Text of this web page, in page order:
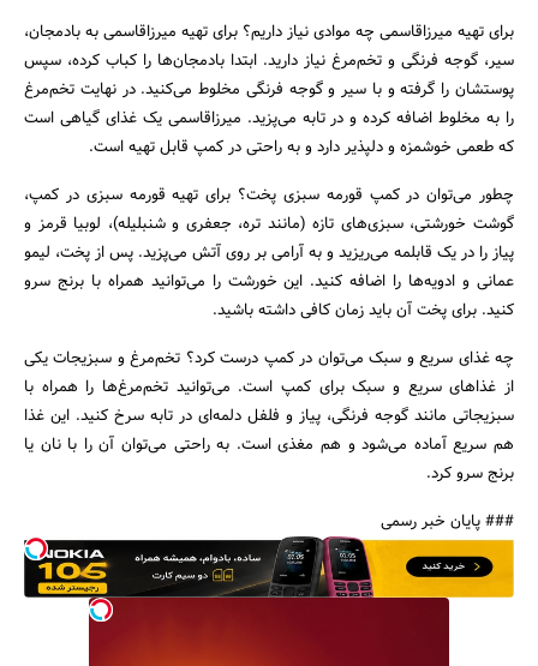
برای تهیه میرزاقاسمی چه موادی نیاز داریم؟ برای تهیه میرزاقاسمی به بادمجان،
سیر، گوجه فرنگی و تخم‌مرغ نیاز دارید. ابتدا بادمجان‌ها را کباب کرده، سپس
پوستشان را گرفته و با سیر و گوجه فرنگی مخلوط می‌کنید. در نهایت تخم‌مرغ
را به مخلوط اضافه کرده و در تابه می‌پزید. میرزاقاسمی یک غذای گیاهی است
که طعمی خوشمزه و دلپذیر دارد و به راحتی در کمپ قابل تهیه است.
چطور می‌توان در کمپ قورمه سبزی پخت؟ برای تهیه قورمه سبزی در کمپ،
گوشت خورشتی، سبزی‌های تازه (مانند تره، جعفری و شنبلیله)، لوبیا قرمز و
پیاز را در یک قابلمه می‌ریزید و به آرامی بر روی آتش می‌پزید. پس از پخت، لیمو
عمانی و ادویه‌ها را اضافه کنید. این خورشت را می‌توانید همراه با برنج سرو
کنید. برای پخت آن باید زمان کافی داشته باشید.
چه غذای سریع و سبک می‌توان در کمپ درست کرد؟ تخم‌مرغ و سبزیجات یکی
از غذاهای سریع و سبک برای کمپ است. می‌توانید تخم‌مرغ‌ها را همراه با
سبزیجاتی مانند گوجه فرنگی، پیاز و فلفل دلمه‌ای در تابه سرخ کنید. این غذا
هم سریع آماده می‌شود و هم مغذی است. به راحتی می‌توان آن را با نان یا
برنج سرو کرد.
### پایان خبر رسمی